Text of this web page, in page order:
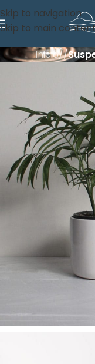
Skip to navigation
Skip to main
Inicio//